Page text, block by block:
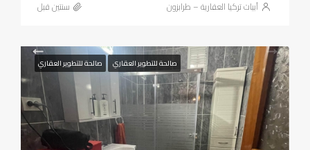
أبيات تركيا العقارية – طرابزون ‏سنتين قبل
صالحة للتطوير العقاري صالحة للتطوير العقاري